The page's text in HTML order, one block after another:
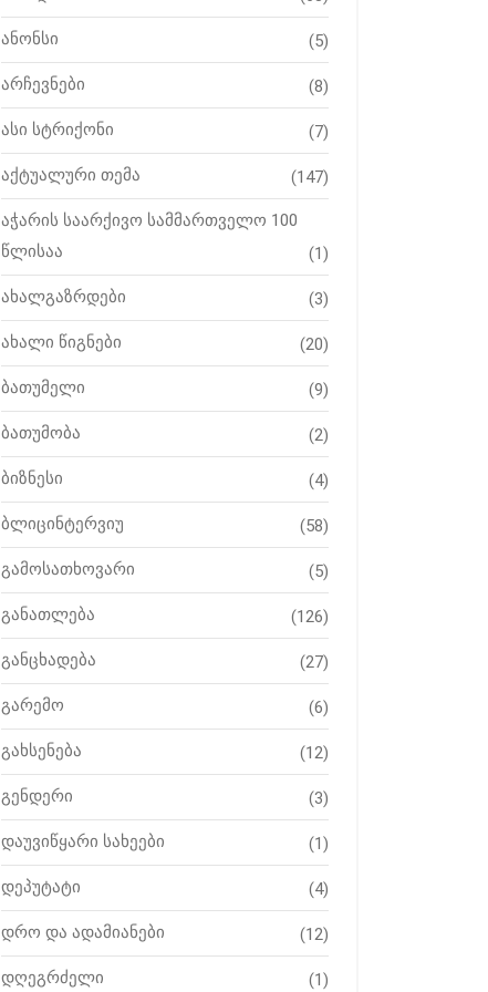
ანონსი (5)
არჩევნები (8)
ასი სტრიქონი (7)
აქტუალური თემა (147)
აჭარის საარქივო სამმართველო 100
წლისაა
(1)
ახალგაზრდები (3)
ახალი წიგნები (20)
ბათუმელი (9)
ბათუმობა (2)
ბიზნესი (4)
ბლიცინტერვიუ (58)
გამოსათხოვარი (5)
განათლება (126)
განცხადება (27)
გარემო (6)
გახსენება (12)
გენდერი (3)
დაუვიწყარი სახეები (1)
დეპუტატი (4)
დრო და ადამიანები (12)
დღეგრძელი (1)